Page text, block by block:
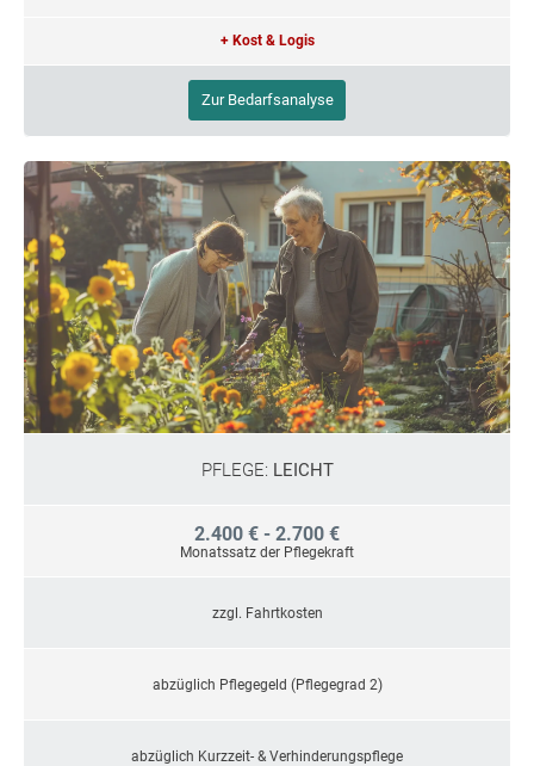
+ Kost & Logis
Zur Bedarfsanalyse
PFLEGE: LEICHT
2.400 € - 2.700 €
Monatssatz der Pflegekraft
zzgl. Fahrtkosten
abzüglich Pflegegeld (Pflegegrad 2)
abzüglich Kurzzeit- & Verhinderungspflege